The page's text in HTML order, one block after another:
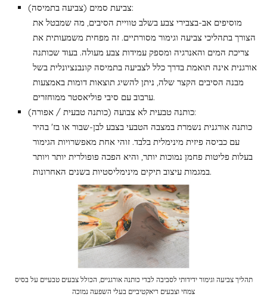
צביעת סמים (צביעה בתמיסה):
מוסיפים אב-בצבירי צבע בשלב טוויית הסיבים, מה שמבטל את
הצורך בתהליכי צביעה וגימור מסורתיים. זה מפחית משמעותית את
צריכת המים והאנרגיה ומספק עמידות צבע מעולה. בעוד שכותנה
אורגנית אינה תואמת בדרך כלל לצביעה בתמיסה קונבנציונלית בשל
מבנה הסיבים הקצר שלה, ניתן להשיג תוצאות דומות באמצעות
ערבוב עם סיבי פוליאסטר ממוחזרים.
כותנה טבעית לא צבועה (כותנה טבעית / אפורה):
כותנה אורגנית נשמרת במצבה הטבעי בצבע לבן-שבור או בז' בהיר
עם כביסה פיזית מינימלית בלבד. זוהי אחת מאפשרויות הגימור
בעלות פליטות פחמן נמוכות יותר, והיא הפכה פופולרית יותר ויותר
במגמות עיצוב תיקים מינימליסטיות בשנים האחרונות.
תהליך צביעה וגימור ידידותי לסביבה לבדי כותנה אורגניים, הכולל צבעים טבעיים על בסיס
צמחי וצבעים ריאקטיביים בעלי השפעה נמוכה